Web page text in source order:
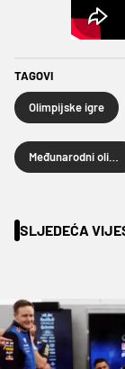
TAGOVI
Olimpijske igre
SLJEDEĆA